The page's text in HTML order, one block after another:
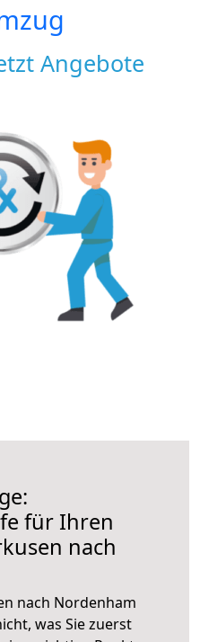
Angebote
für Ihren
nach
nach Nordenham
was Sie zuerst